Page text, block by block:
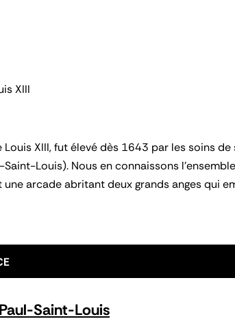
XIII
XIII, fut élevé dès 1643 par les soins
Louis). Nous en connaissons
arcade abritant deux grands anges qui
Saint-Louis